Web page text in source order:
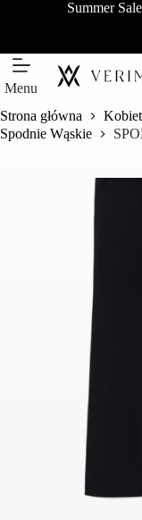
Summer
Menu
Strona główna
Spodnie Wąskie